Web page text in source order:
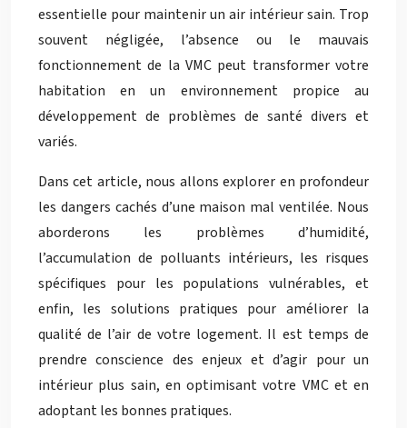
essentielle pour maintenir un air intérieur sain. Trop
souvent négligée, l’absence ou le mauvais
fonctionnement de la VMC peut transformer votre
habitation en un environnement propice au
développement de problèmes de santé divers et
variés.
Dans cet article, nous allons explorer en profondeur
les dangers cachés d’une maison mal ventilée. Nous
aborderons les problèmes d’humidité,
l’accumulation de polluants intérieurs, les risques
spécifiques pour les populations vulnérables, et
enfin, les solutions pratiques pour améliorer la
qualité de l’air de votre logement. Il est temps de
prendre conscience des enjeux et d’agir pour un
intérieur plus sain, en optimisant votre VMC et en
adoptant les bonnes pratiques.